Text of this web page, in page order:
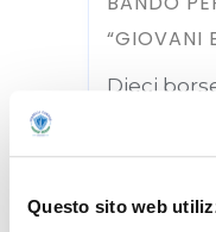
Questo sito web
“GIOVANI
Dieci
l’iniziativa